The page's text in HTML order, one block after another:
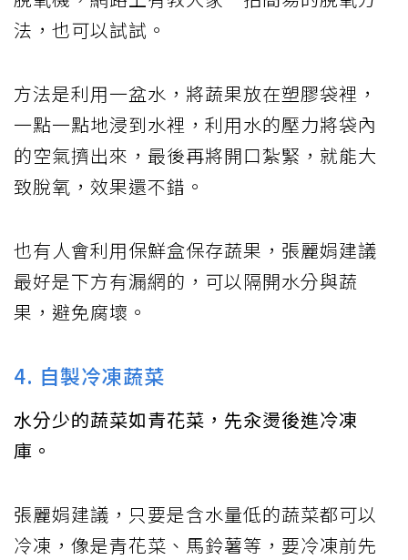
法，也可以試試。
方法是利用一盆水，將蔬果放在塑膠袋裡，
一點一點地浸到水裡，利用水的壓力將袋內
的空氣擠出來，最後再將開口紮緊，就能大
致脫氧，效果還不錯。
也有人會利用保鮮盒保存蔬果，張麗娟建議
最好是下方有漏網的，可以隔開水分與蔬
果，避免腐壞。
4. 自製冷凍蔬菜
水分少的蔬菜如青花菜，先汆燙後進冷凍
庫。
張麗娟建議，只要是含水量低的蔬菜都可以
冷凍，像是青花菜、馬鈴薯等，要冷凍前先